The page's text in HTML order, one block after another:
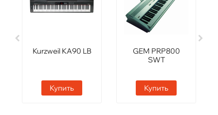
Kurzweil KA90 LB
Купить
GEM PRP800
SWT
Купить